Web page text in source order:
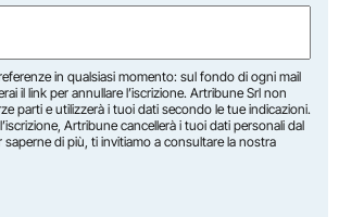
in qualsiasi momento: sul fondo di ogni mail
il link per annullare l’iscrizione. Artribune Srl non
parti e utilizzerà i tuoi dati secondo le tue indicazioni.
Artribune cancellerà i tuoi dati personali dal
saperne di più, ti invitiamo a consultare la nostra